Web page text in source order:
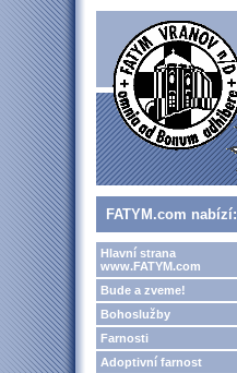
FATYM.com nabízí:
Hlavní strana
www.FATYM.com
Bude a zveme!
Bohoslužby
Farnosti
Adoptivní farnost